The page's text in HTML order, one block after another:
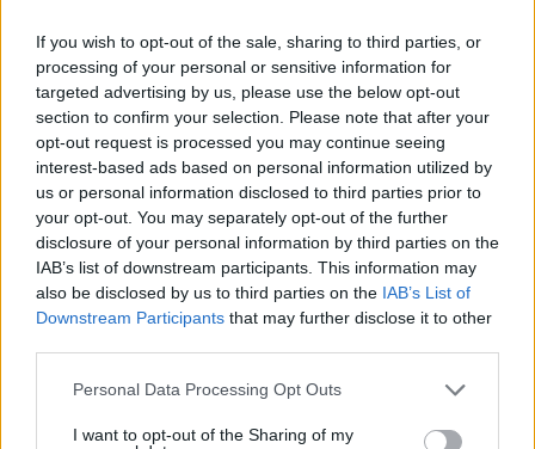
If you wish to opt-out of the sale, sharing to third parties, or
processing of your personal or sensitive information for
targeted advertising by us, please use the below opt-out
section to confirm your selection. Please note that after your
opt-out request is processed you may continue seeing
interest-based ads based on personal information utilized by
us or personal information disclosed to third parties prior to
your opt-out. You may separately opt-out of the further
disclosure of your personal information by third parties on the
IAB’s list of downstream participants. This information may
also be disclosed by us to third parties on the IAB’s List of
Downstream Participants that may further disclose it to other
Please note that this website/app uses one or more Google
not limited to your visit or usage behaviour. You may click to
Personal Data Processing Opt Outs
I want to opt-out of the Sharing of my
Πώς μια απλή ιδέα εξελίχθηκε σε κορυφαίο θεσμό
ρομποτικής στην Ελλάδα
04.08.2026, 11:20
Από μαθητής, φοιτητής σε άλλη πόλη!